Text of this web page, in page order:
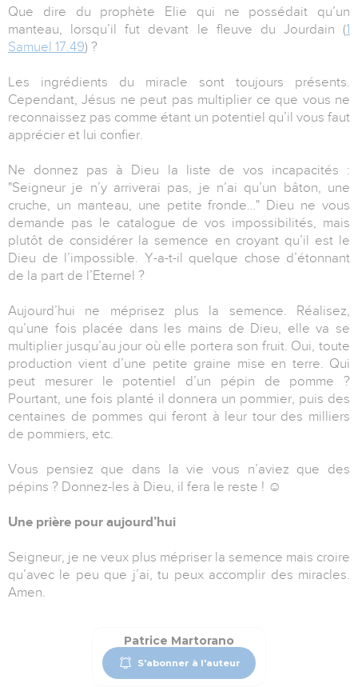
Que dire du prophète Elie qui ne possédait qu’un
manteau, lorsqu’il fut devant le fleuve du Jourdain (1
Samuel 17.49) ?
Les ingrédients du miracle sont toujours présents.
Cependant, Jésus ne peut pas multiplier ce que vous ne
reconnaissez pas comme étant un potentiel qu’il vous faut
apprécier et lui confier.
Ne donnez pas à Dieu la liste de vos incapacités :
"Seigneur je n’y arriverai pas, je n’ai qu’un bâton, une
cruche, un manteau, une petite fronde…" Dieu ne vous
demande pas le catalogue de vos impossibilités, mais
plutôt de considérer la semence en croyant qu’il est le
Dieu de l’impossible. Y-a-t-il quelque chose d’étonnant
de la part de l’Eternel ?
Aujourd’hui ne méprisez plus la semence. Réalisez,
qu’une fois placée dans les mains de Dieu, elle va se
multiplier jusqu’au jour où elle portera son fruit. Oui, toute
production vient d’une petite graine mise en terre. Qui
peut mesurer le potentiel d’un pépin de pomme ?
Pourtant, une fois planté il donnera un pommier, puis des
centaines de pommes qui feront à leur tour des milliers
de pommiers, etc.
Vous pensiez que dans la vie vous n’aviez que des
pépins ? Donnez-les à Dieu, il fera le reste ! ☺
Une prière pour aujourd’hui
Seigneur, je ne veux plus mépriser la semence mais croire
qu’avec le peu que j’ai, tu peux accomplir des miracles.
Amen.
Patrice Martorano
S'abonner à l'auteur